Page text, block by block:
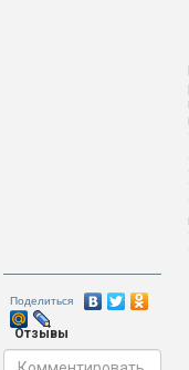
Поделиться
Отзывы